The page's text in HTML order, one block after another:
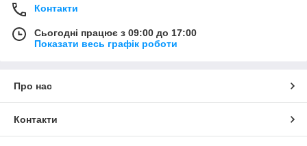
Контакти
Сьогодні працює з 09:00 до 17:00
Показати весь графік роботи
Про нас
Контакти